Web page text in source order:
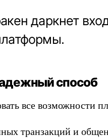
даркнет
способ
все возможности
транзакций и